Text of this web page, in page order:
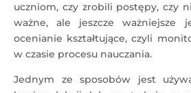
uczniom, czy zrobili postępy, czy
ważne, ale jeszcze ważniejsze
ocenianie kształtujące, czyli
w czasie procesu nauczania.
Jednym ze sposobów jest